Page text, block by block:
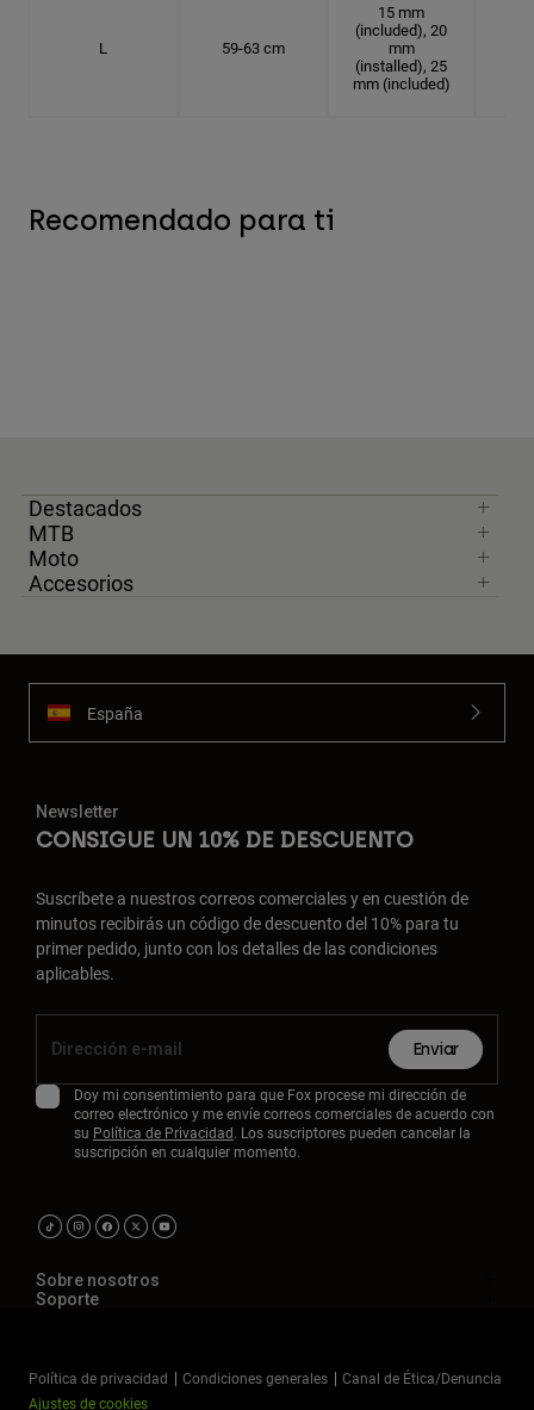
L 59-63 cm
15 mm
(included), 20
mm
(installed), 25
mm (included)
Recomendado para ti
Destacados
MTB
Moto
Accesorios
España
Newsletter
CONSIGUE UN 10% DE DESCUENTO
Suscríbete a nuestros correos comerciales y en cuestión de
minutos recibirás un código de descuento del 10% para tu
primer pedido, junto con los detalles de las condiciones
aplicables.
Enviar
Doy mi consentimiento para que Fox procese mi dirección de
correo electrónico y me envíe correos comerciales de acuerdo con
su Política de Privacidad. Los suscriptores pueden cancelar la
suscripción en cualquier momento.
Sobre nosotros
Soporte
Política de privacidad Condiciones generales
Canal de Ética/Denuncia
Ajustes de cookies